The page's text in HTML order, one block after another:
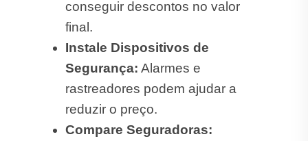
conseguir descontos no valor
final.
Instale Dispositivos de
Segurança: Alarmes e
rastreadores podem ajudar a
reduzir o preço.
Compare Seguradoras: